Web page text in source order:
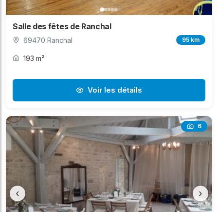
Salle des fêtes de Ranchal
69470 Ranchal 95 km
193 m²
Voir les détails
6
‹ ›